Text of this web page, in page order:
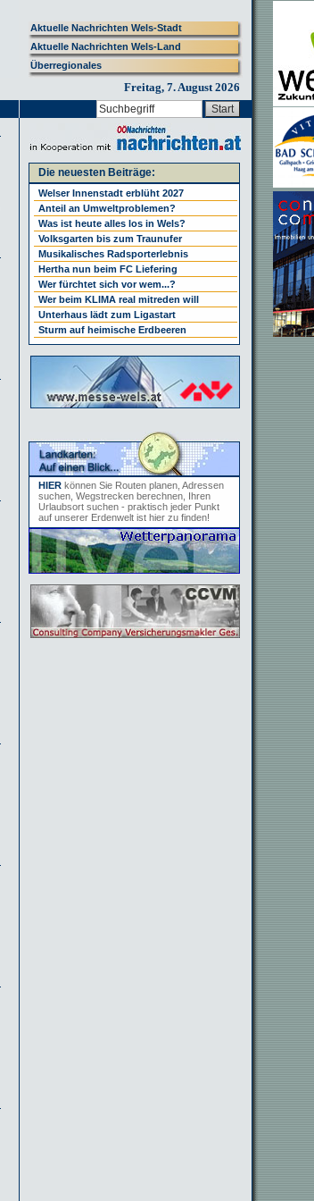
Aktuelle Nachrichten Wels-Stadt
Aktuelle Nachrichten Wels-Land
Überregionales
Freitag, 7. August 2026
Die neuesten Beiträge:
Welser Innenstadt erblüht 2027
Anteil an Umweltproblemen?
Was ist heute alles los in Wels?
Volksgarten bis zum Traunufer
Musikalisches Radsporterlebnis
Hertha nun beim FC Liefering
Wer fürchtet sich vor wem...?
Wer beim KLIMA real mitreden will
Unterhaus lädt zum Ligastart
Sturm auf heimische Erdbeeren
HIER können Sie Routen planen, Adressen
suchen, Wegstrecken berechnen, Ihren
Urlaubsort suchen - praktisch jeder Punkt
auf unserer Erdenwelt ist hier zu finden!